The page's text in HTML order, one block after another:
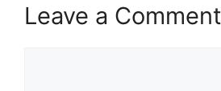
Leave a Comment